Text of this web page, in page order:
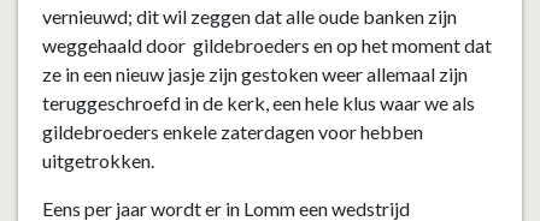
vernieuwd; dit wil zeggen dat alle oude banken zijn
weggehaald door gildebroeders en op het moment dat
ze in een nieuw jasje zijn gestoken weer allemaal zijn
teruggeschroefd in de kerk, een hele klus waar we als
gildebroeders enkele zaterdagen voor hebben
uitgetrokken.
Eens per jaar wordt er in Lomm een wedstrijd